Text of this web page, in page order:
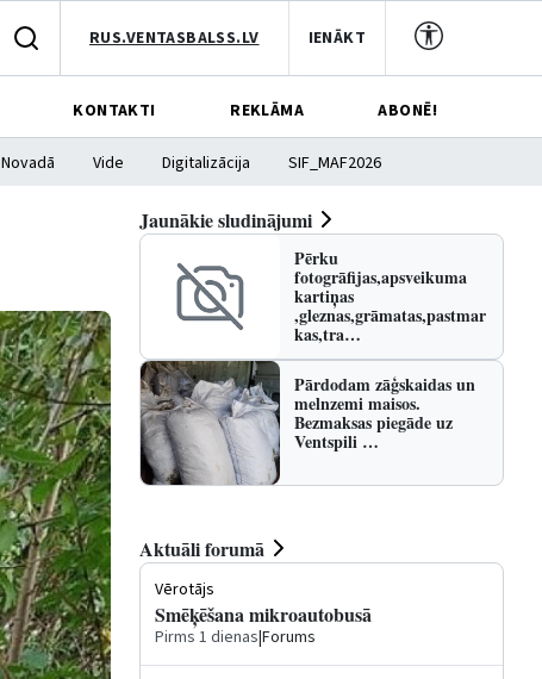
RUS.VENTASBALSS.LV IENĀKT
KONTAKTI REKLĀMA ABONĒ!
Novadā Vide Digitalizācija SIF_MAF2026
Jaunākie sludinājumi
Pērku
fotogrāfijas,apsveikuma
kartiņas
,gleznas,grāmatas,pastmar
kas,tra…
Pārdodam zāģskaidas un
melnzemi maisos.
Bezmaksas piegāde uz
Ventspili …
Aktuāli forumā
Vērotājs
Smēķēšana mikroautobusā
Pirms 1 dienas|Forums